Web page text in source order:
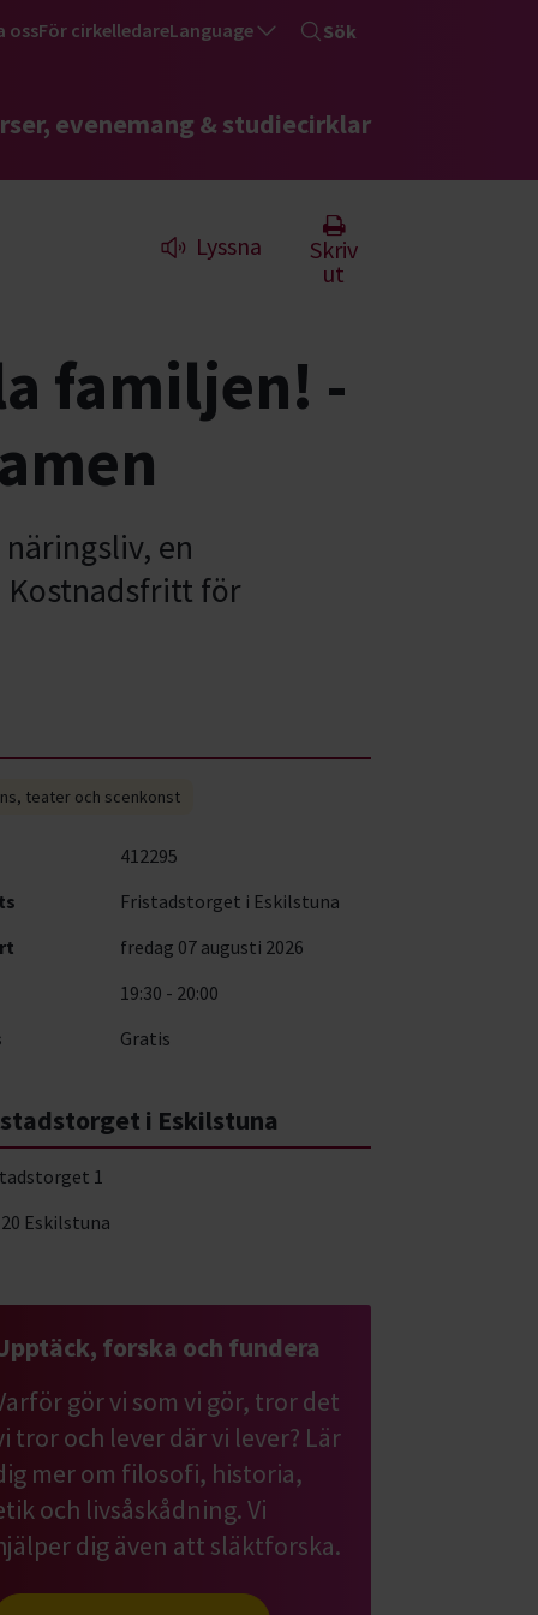
ossFör cirkelledareLanguage Sök
evenemang & studiecirklar
Lyssna
Skriv
ut
familjen! -
en
Kostnadsfritt för
teater och scenkonst
412295
Fristadstorget i Eskilstuna
fredag 07 augusti 2026
19:30 - 20:00
Gratis
i Eskilstuna
1
Eskilstuna
forska och fundera
gör vi som vi gör, tror det
tror och lever där vi lever? Lär
mer om filosofi, historia,
och livsåskådning. Vi
dig även att släktforska.